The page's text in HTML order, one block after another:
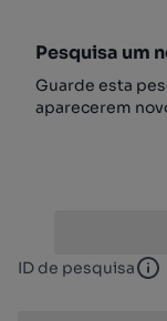
Pesquisa um
Guarde esta
aparecerem
ID de pesquisa